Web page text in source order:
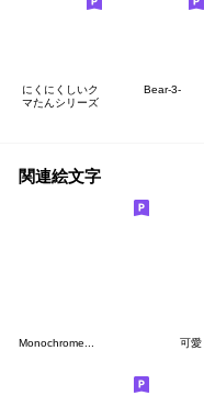
にくにくしいク
マたんシリーズ
Bear-3-
関連絵文字
Monochrome...